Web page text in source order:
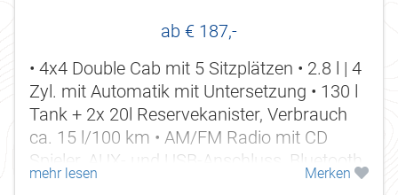
ab € 187,-
• 4x4 Double Cab mit 5 Sitzplätzen • 2.8 l | 4
Zyl. mit Automatik mit Untersetzung • 130 l
Tank + 2x 20l Reservekanister, Verbrauch
ca. 15 l/100 km • AM/FM Radio mit CD
Spieler, AUX- und USB-Anschluss, Bluetooth
• Klimaanlage,...
mehr lesen Merken